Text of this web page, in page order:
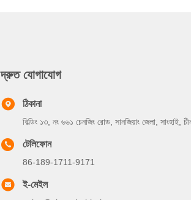
দ্রুত যোগাযোগ
ঠিকানা
বিল্ডিং ১৩, নং ৬৬১ চেনজিং রোড, সানজিয়াং জেলা, সাংহাই,
টেলিফোন
86-189-1711-9171
ই-মেইল